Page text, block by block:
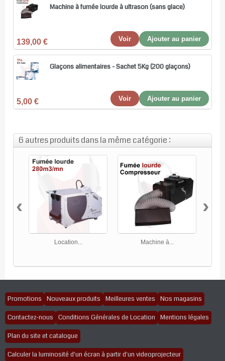
Machine à fumée lourde à ultrason (sans glace)
139,00 € Ajouter au panier
Voir
Glaçons alimentaires - Sachet 5Kg (200 glaçons)
5,00 € Ajouter au panier
Voir
6 autres produits dans la même catégorie :
Location... Machine à...
‹ ›
Promotions Nouveaux produits Meilleures ventes Nos magasins
Contactez-nous Conditions Générales de Location Mentions légales
Plan du site et catalogue
Calculer la luminosité d'un écran à partir d'un videoprojecteur